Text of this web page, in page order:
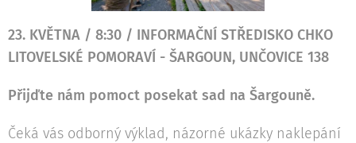
23. KVĚTNA / 8:30 / INFORMAČNÍ STŘEDISKO CHKO
LITOVELSKÉ POMORAVÍ - ŠARGOUN, UNČOVICE 138
Přijďte nám pomoct posekat sad na Šargouně.
Čeká vás odborný výklad, názorné ukázky naklepání